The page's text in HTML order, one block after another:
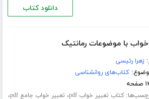
دانلود کتاب
زهرا رئیسی
کتاب‌های روانشناسی
کتاب تعبیر خواب pdf ، تعبیر خواب جامع pdf ،